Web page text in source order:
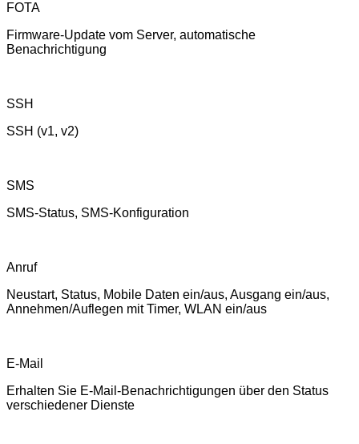
FOTA
Firmware-Update vom Server, automatische
Benachrichtigung
SSH
SSH (v1, v2)
SMS
SMS-Status, SMS-Konfiguration
Anruf
Neustart, Status, Mobile Daten ein/aus, Ausgang ein/aus,
Annehmen/Auflegen mit Timer, WLAN ein/aus
E-Mail
Erhalten Sie E-Mail-Benachrichtigungen über den Status
verschiedener Dienste